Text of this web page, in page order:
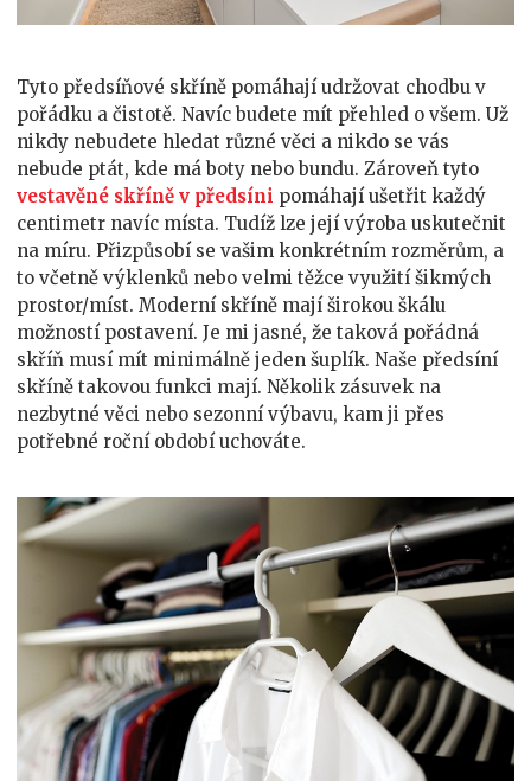
Tyto předsíňové skříně pomáhají udržovat chodbu v
pořádku a čistotě. Navíc budete mít přehled o všem. Už
nikdy nebudete hledat různé věci a nikdo se vás
nebude ptát, kde má boty nebo bundu. Zároveň tyto
vestavěné skříně v předsíni pomáhají ušetřit každý
centimetr navíc místa. Tudíž lze její výroba uskutečnit
na míru. Přizpůsobí se vašim konkrétním rozměrům, a
to včetně výklenků nebo velmi těžce využití šikmých
prostor/míst. Moderní skříně mají širokou škálu
možností postavení. Je mi jasné, že taková pořádná
skříň musí mít minimálně jeden šuplík. Naše předsíní
skříně takovou funkci mají. Několik zásuvek na
nezbytné věci nebo sezonní výbavu, kam ji přes
potřebné roční období uchováte.